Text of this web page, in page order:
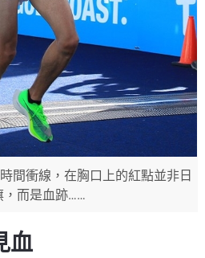
間衝線，在胸口上的紅點並非日
，而是血跡……
血